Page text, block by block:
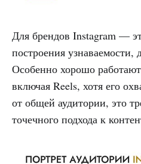
Для брендов Instagram —
построения узнаваемости,
Особенно хорошо
включая Reels, хотя его
от общей аудитории, это
точечного подхода к